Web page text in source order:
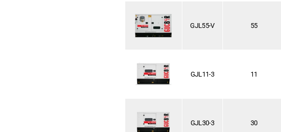
GJL55-V 55
GJL11-3 11
GJL30-3 30